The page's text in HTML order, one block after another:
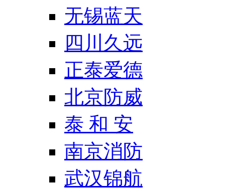
无锡蓝天
四川久远
正泰爱德
北京防威
泰 和 安
南京消防
武汉锦航